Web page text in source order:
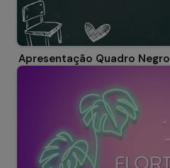
Apresentação Quadro Negro